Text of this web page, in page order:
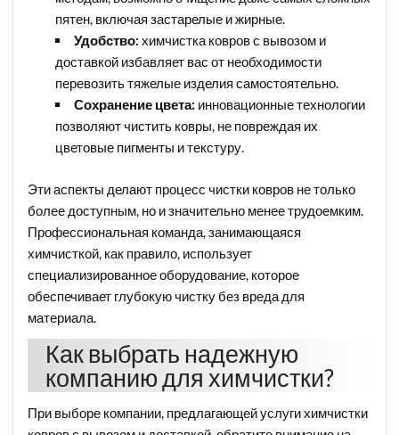
пятен, включая застарелые и жирные.
Удобство: химчистка ковров с вывозом и
доставкой избавляет вас от необходимости
перевозить тяжелые изделия самостоятельно.
Сохранение цвета: инновационные технологии
позволяют чистить ковры, не повреждая их
цветовые пигменты и текстуру.
Эти аспекты делают процесс чистки ковров не только
более доступным, но и значительно менее трудоемким.
Профессиональная команда, занимающаяся
химчисткой, как правило, использует
специализированное оборудование, которое
обеспечивает глубокую чистку без вреда для
материала.
Как выбрать надежную
компанию для химчистки?
При выборе компании, предлагающей услуги химчистки